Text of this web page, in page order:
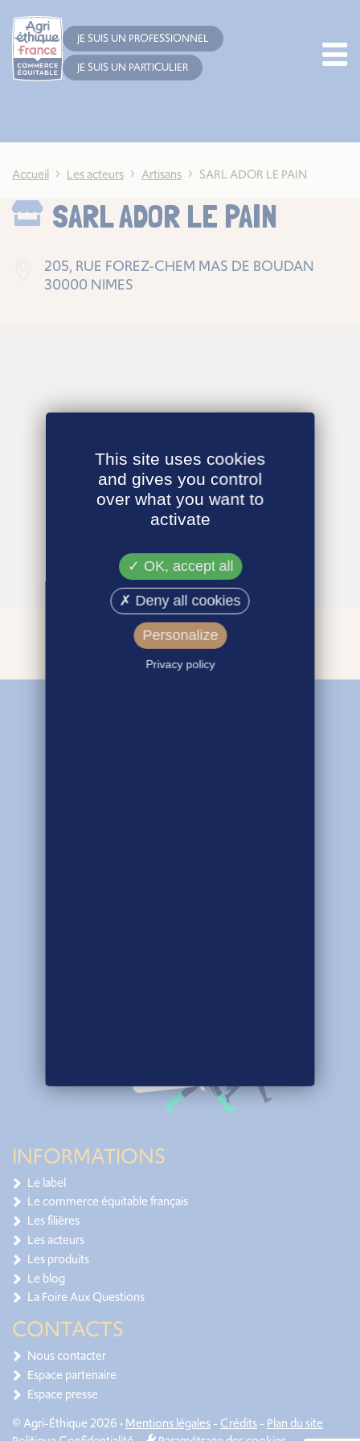
JE SUIS UN PROFESSIONNEL
JE SUIS UN PARTICULIER
Accueil Les acteurs Artisans SARL ADOR LE PAIN
SARL ADOR LE PAIN
205, RUE FOREZ-CHEM MAS DE BOUDAN
30000 NIMES
INFORMATIONS
Le label
Le commerce équitable français
Les filières
Les acteurs
Les produits
Le blog
La Foire Aux Questions
CONTACTS
Nous contacter
Espace partenaire
Espace presse
© Agri-Éthique 2026 •Mentions légales- Crédits- Plan du site
This site uses cookies
and gives you control
over what you want to
activate
OK, accept all
Deny all cookies
Personalize
Privacy policy